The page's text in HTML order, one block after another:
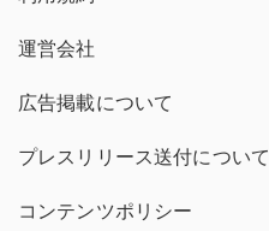
運営会社
広告掲載について
プレスリリース送付について
コンテンツポリシー